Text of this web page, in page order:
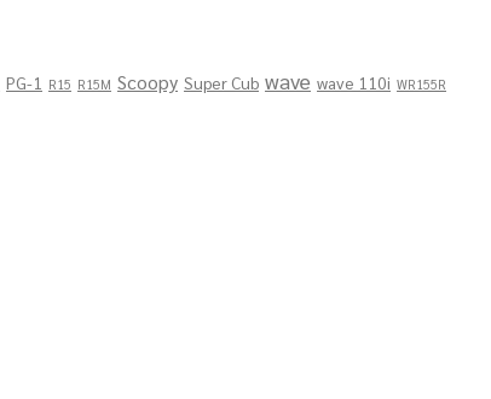
PG-1 R15 R15M Scoopy Super Cub wave wave 110i WR155R